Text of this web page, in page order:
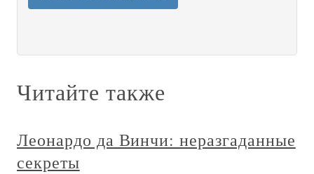
Читайте также
Леонардо да Винчи: неразгаданные
секреты